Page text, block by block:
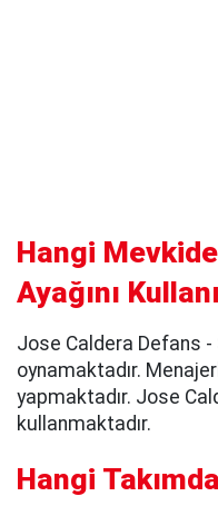
Hangi
Ayağını
Jose Caldera Defans
oynamaktadır.
yapmaktadır. Jose
kullanmaktadır.
Hangi